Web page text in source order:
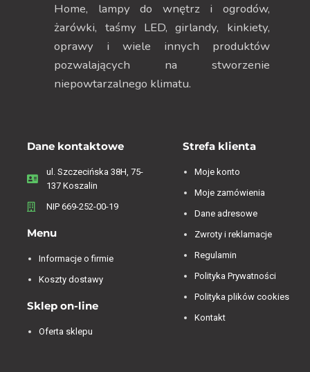
Home, lampy do wnętrz i ogrodów,
żarówki, taśmy LED, girlandy, kinkiety,
oprawy i wiele innych produktów
pozwalających na stworzenie
niepowtarzalnego klimatu.
Dane kontaktowe
ul. Szczecińska 38H, 75-
137 Koszalin
NIP 669-252-00-19
Menu
Informacje o firmie
Koszty dostawy
Sklep on-line
Oferta sklepu
Strefa klienta
Moje konto
Moje zamówienia
Dane adresowe
Zwroty i reklamacje
Regulamin
Polityka Prywatności
Polityka plików cookies
Kontakt